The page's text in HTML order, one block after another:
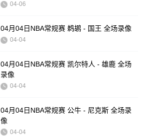
04-06
04月04日NBA常规赛 鹈鹕 - 国王 全场录像
04-04
04月04日NBA常规赛 凯尔特人 - 雄鹿 全场
录像
04-04
04月04日NBA常规赛 公牛 - 尼克斯 全场录
像
04-04